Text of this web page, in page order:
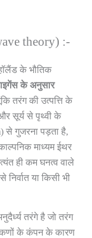
theory) :-
के भौतिक
के अनुसार
तरंग की उत्पत्ति के
सूर्य से पृथ्वी के
से गुजरना पड़ता है,
माध्यम ईथर
ही कम घनत्व वाले
या किसी भी
तरंगे है जो तरंग
कणों के कंपन के कारण